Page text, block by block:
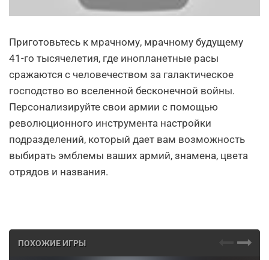
Приготовьтесь к мрачному, мрачному будущему
41-го тысячелетия, где инопланетные расы
сражаются с человечеством за галактическое
господство во вселенной бесконечной войны.
Персонализируйте свои армии с помощью
революционного инструмента настройки
подразделений, который дает вам возможность
выбирать эмблемы ваших армий, знамена, цвета
отрядов и названия.
ПОХОЖИЕ ИГРЫ